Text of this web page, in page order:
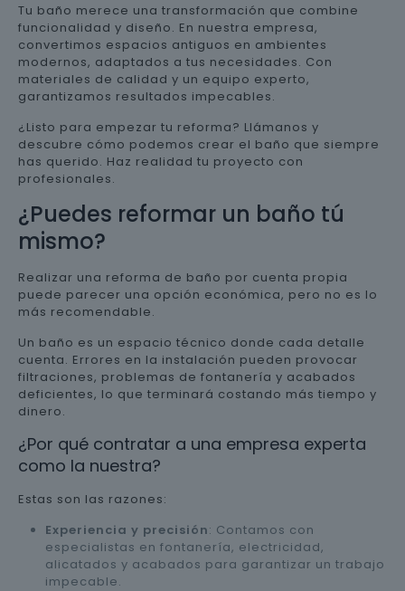
Tu baño merece una transformación que combine
funcionalidad y diseño. En nuestra empresa,
convertimos espacios antiguos en ambientes
modernos, adaptados a tus necesidades. Con
materiales de calidad y un equipo experto,
garantizamos resultados impecables.
¿Listo para empezar tu reforma? Llámanos y
descubre cómo podemos crear el baño que siempre
has querido. Haz realidad tu proyecto con
profesionales.
¿Puedes reformar un baño tú
mismo?
Realizar una reforma de baño por cuenta propia
puede parecer una opción económica, pero no es lo
más recomendable.
Un baño es un espacio técnico donde cada detalle
cuenta. Errores en la instalación pueden provocar
filtraciones, problemas de fontanería y acabados
deficientes, lo que terminará costando más tiempo y
dinero.
¿Por qué contratar a una empresa experta
como la nuestra?
Estas son las razones:
Experiencia y precisión: Contamos con
especialistas en fontanería, electricidad,
alicatados y acabados para garantizar un trabajo
impecable.